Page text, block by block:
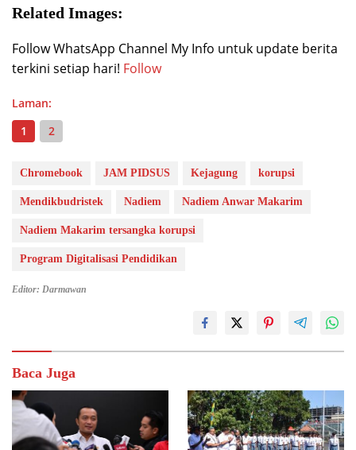
Related Images:
Follow WhatsApp Channel My Info untuk update berita
terkini setiap hari! Follow
Laman:
1
2
Chromebook JAM PIDSUS Kejagung korupsi
Mendikbudristek Nadiem Nadiem Anwar Makarim
Nadiem Makarim tersangka korupsi
Program Digitalisasi Pendidikan
Editor: Darmawan
Baca Juga